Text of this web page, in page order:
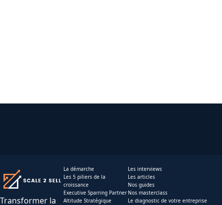
Transformer la
La démarche
Les 5 piliers de la
croissance
Executive Sparring Partner
Altitude Stratégique
Les interviews
Les articles
Nos guides
Nos masterclass
Le diagnostic de votre entreprise